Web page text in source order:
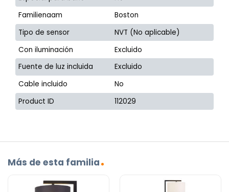
Familienaam
Boston
Tipo de sensor
NVT (No aplicable)
Con iluminación
Excluido
Fuente de luz incluida
Excluido
Cable incluido
No
Product ID
112029
Más de esta familia